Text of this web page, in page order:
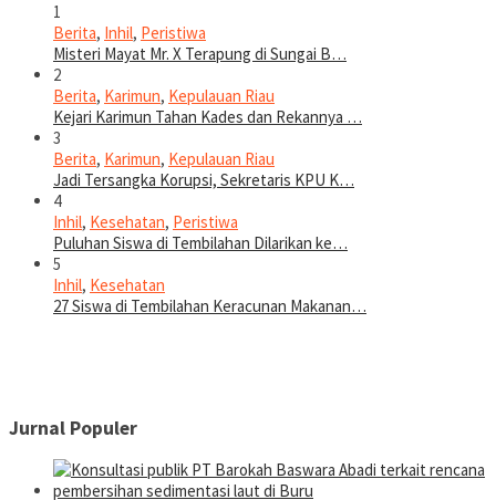
1
Berita, Inhil, Peristiwa
Misteri Mayat Mr. X Terapung di Sungai B…
2
Berita, Karimun, Kepulauan Riau
Kejari Karimun Tahan Kades dan Rekannya …
3
Berita, Karimun, Kepulauan Riau
Jadi Tersangka Korupsi, Sekretaris KPU K…
4
Inhil, Kesehatan, Peristiwa
Puluhan Siswa di Tembilahan Dilarikan ke…
5
Inhil, Kesehatan
27 Siswa di Tembilahan Keracunan Makanan…
Jurnal Populer